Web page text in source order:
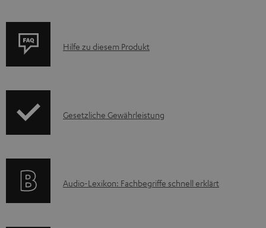
n
l
n
P
u
A
Hilfe zu diesem Produkt
I
r
Gesetzliche Gewährleistung
A
Audio-Lexikon: Fachbegriffe schnell erklärt